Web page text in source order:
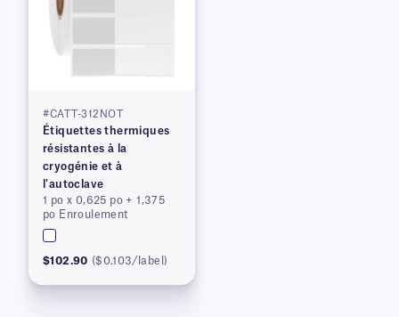
#CATT-312NOT
Étiquettes thermiques
résistantes à la
cryogénie et à
l'autoclave
1 po x 0,625 po + 1,375
po Enroulement
$102.90 ($0.103/label)